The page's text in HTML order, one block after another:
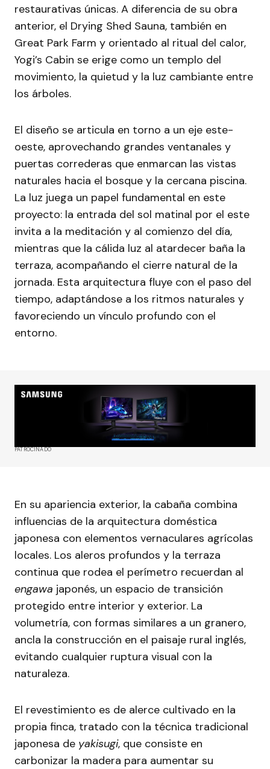
restaurativas únicas. A diferencia de su obra
anterior, el Drying Shed Sauna, también en
Great Park Farm y orientado al ritual del calor,
Yogi’s Cabin se erige como un templo del
movimiento, la quietud y la luz cambiante entre
los árboles.
El diseño se articula en torno a un eje este-
oeste, aprovechando grandes ventanales y
puertas correderas que enmarcan las vistas
naturales hacia el bosque y la cercana piscina.
La luz juega un papel fundamental en este
proyecto: la entrada del sol matinal por el este
invita a la meditación y al comienzo del día,
mientras que la cálida luz al atardecer baña la
terraza, acompañando el cierre natural de la
jornada. Esta arquitectura fluye con el paso del
tiempo, adaptándose a los ritmos naturales y
favoreciendo un vínculo profundo con el
entorno.
PATROCINADO
En su apariencia exterior, la cabaña combina
influencias de la arquitectura doméstica
japonesa con elementos vernaculares agrícolas
locales. Los aleros profundos y la terraza
continua que rodea el perímetro recuerdan al
engawa japonés, un espacio de transición
protegido entre interior y exterior. La
volumetría, con formas similares a un granero,
ancla la construcción en el paisaje rural inglés,
evitando cualquier ruptura visual con la
naturaleza.
El revestimiento es de alerce cultivado en la
propia finca, tratado con la técnica tradicional
japonesa de yakisugi, que consiste en
carbonizar la madera para aumentar su